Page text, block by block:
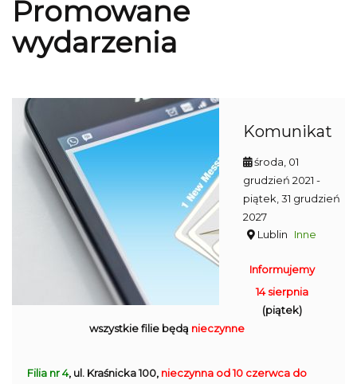
Promowane
wydarzenia
Komunikat
środa, 01
grudzień 2021 -
piątek, 31 grudzień
2027
Lublin
Inne
Informujemy
14 sierpnia
(piątek)
wszystkie filie będą nieczynne
Filia nr 4, ul. Kraśnicka 100, nieczynna od 10 czerwca do